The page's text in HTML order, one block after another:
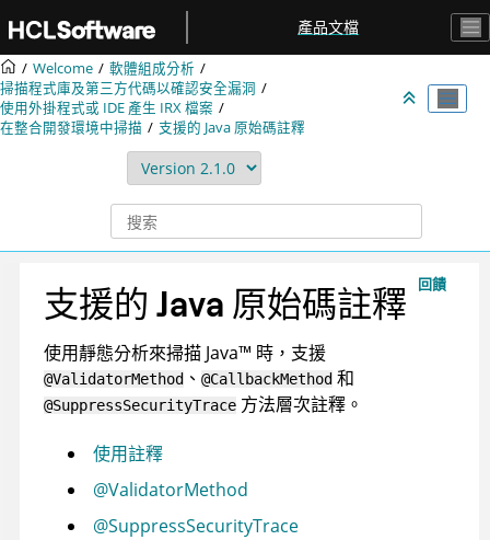
產品文檔
Welcome
軟體組成分析
掃描程式庫及第三方代碼以確認安全漏洞
使用外掛程式或 IDE 產生 IRX檔案
在整合開發環境中掃描
支援的 Java 原始碼註釋
回饋
支援的 Java 原始碼註釋
使用靜態分析來掃描 Java™ 時，支援
@ValidatorMethod 、 @CallbackMethod 和
@SuppressSecurityTrace 方法層次註釋。
使用註釋
@ValidatorMethod
@SuppressSecurityTrace